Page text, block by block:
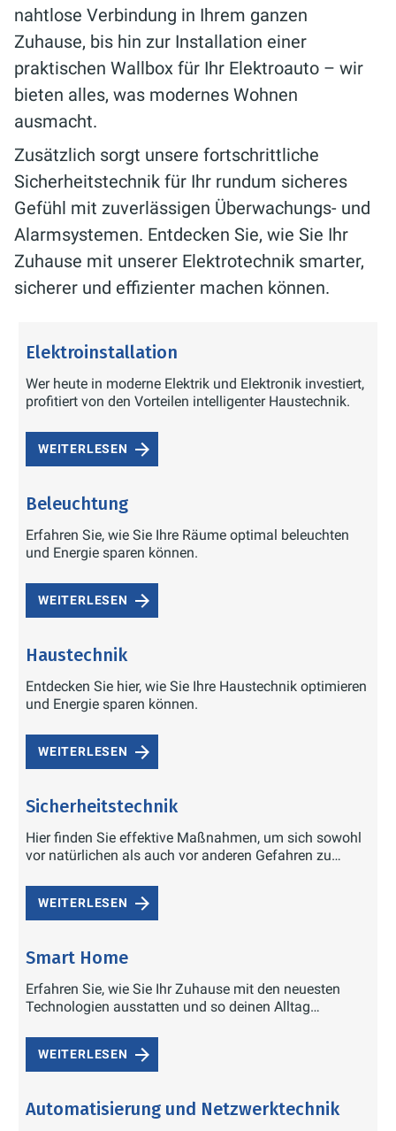
nahtlose Verbindung in Ihrem ganzen
Zuhause, bis hin zur Installation einer
praktischen Wallbox für Ihr Elektroauto – wir
bieten alles, was modernes Wohnen
ausmacht.
Zusätzlich sorgt unsere fortschrittliche
Sicherheitstechnik für Ihr rundum sicheres
Gefühl mit zuverlässigen Überwachungs- und
Alarmsystemen. Entdecken Sie, wie Sie Ihr
Zuhause mit unserer Elektrotechnik smarter,
sicherer und effizienter machen können.
Elektroinstallation
Wer heute in moderne Elektrik und Elektronik investiert,
profitiert von den Vorteilen intelligenter Haustechnik.
WEITERLESEN
Beleuchtung
Erfahren Sie, wie Sie Ihre Räume optimal beleuchten
und Energie sparen können.
WEITERLESEN
Haustechnik
Entdecken Sie hier, wie Sie Ihre Haustechnik optimieren
und Energie sparen können.
WEITERLESEN
Sicherheitstechnik
Hier finden Sie effektive Maßnahmen, um sich sowohl
vor natürlichen als auch vor anderen Gefahren zu
WEITERLESEN
Smart Home
Erfahren Sie, wie Sie Ihr Zuhause mit den neuesten
Technologien ausstatten und so deinen Alltag
WEITERLESEN
Automatisierung und Netzwerktechnik